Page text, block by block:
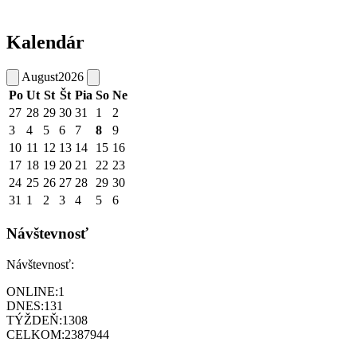
Kalendár
August2026
Po Ut St Št Pia So Ne
27 28 29 30 31 1
2
3
4 5 6 7 8
9
10 11 12 13 14 15 16
17 18 19 20 21 22 23
24 25 26 27 28 29 30
31 1 2 3 4 5 6
Návštevnosť
Návštevnosť:
ONLINE:1
DNES:131
TÝŽDEŇ:1308
CELKOM:2387944